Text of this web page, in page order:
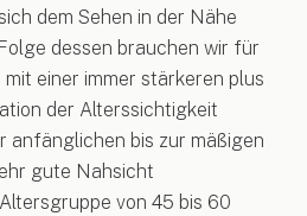
dem Sehen in der Nähe
dessen brauchen wir für
einer immer stärkeren plus
der Alterssichtigkeit
anfänglichen bis zur mäßigen
gute Nahsicht
von 45 bis 60